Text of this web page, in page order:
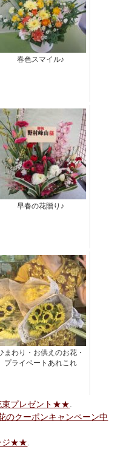
春色スマイル♪
早春の花贈り♪
まわり・お供えのお花・
プライベートあれこれ
プレゼント★★
クーポンキャンペーン中
ジ★★